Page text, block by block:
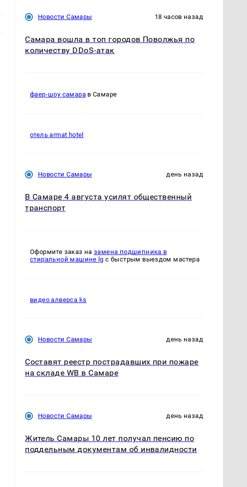
Новости Самары 18 часов назад
Самара вошла в топ городов Поволжья по
количеству DDoS-атак
фаер-шоу самарав Самаре
отель armat hotel
Новости Самары день назад
В Самаре 4 августа усилят общественный
транспорт
Оформите заказ назамена подшипника в
стиральной машине lg с быстрым выездом мастера
видео алверса ks
Новости Самары день назад
Составят реестр пострадавших при пожаре
на складе WB в Самаре
Новости Самары день назад
Житель Самары 10 лет получал пенсию по
поддельным документам об инвалидности